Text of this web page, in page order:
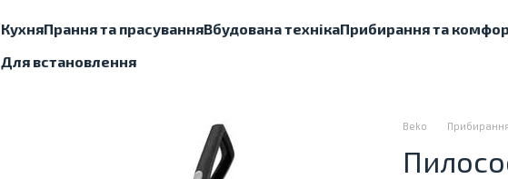
КухняПрання та прасуванняВбудована технікаПрибирання та
Для встановлення
Beko